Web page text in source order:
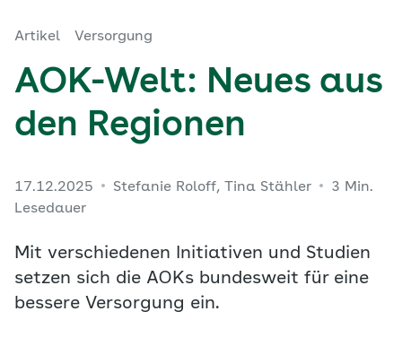
Artikel Versorgung
AOK-Welt: Neues aus
den Regionen
17.12.2025 Stefanie Roloff, Tina Stähler
3 Min.
Lesedauer
Mit verschiedenen Initiativen und Studien
setzen sich die AOKs bundesweit für eine
bessere Versorgung ein.